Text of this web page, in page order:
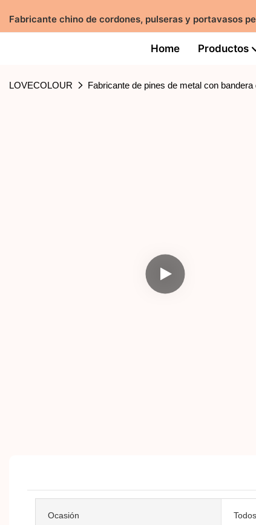
Fabricante chino de cordones, pulseras y portavasos
Home Productos
LOVECOLOUR Fabricante de pines de metal con
Ocasión